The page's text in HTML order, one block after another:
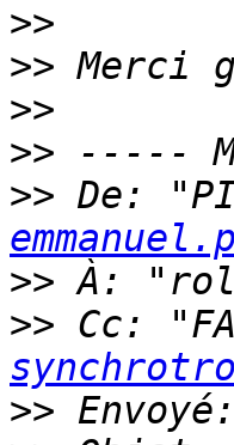
>>
>>
>>
>>
>> De:
>> À:
>> Cc:
>>